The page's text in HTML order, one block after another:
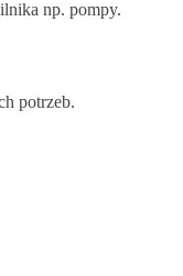
np. pompy.
potrzeb.